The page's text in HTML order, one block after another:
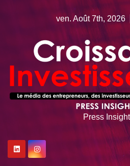
ven. Août 7th, 2026
Press